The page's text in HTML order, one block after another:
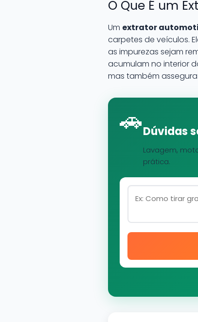
O Que É um
Um extrator
carpetes de veículos.
as impurezas sejam
acumulam no interior
mas também
🚗Dúvidas
Lavagem,
prática.